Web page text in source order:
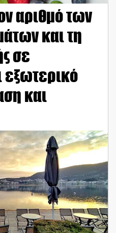
αριθμό των
και τη
σε
εξωτερικό
και